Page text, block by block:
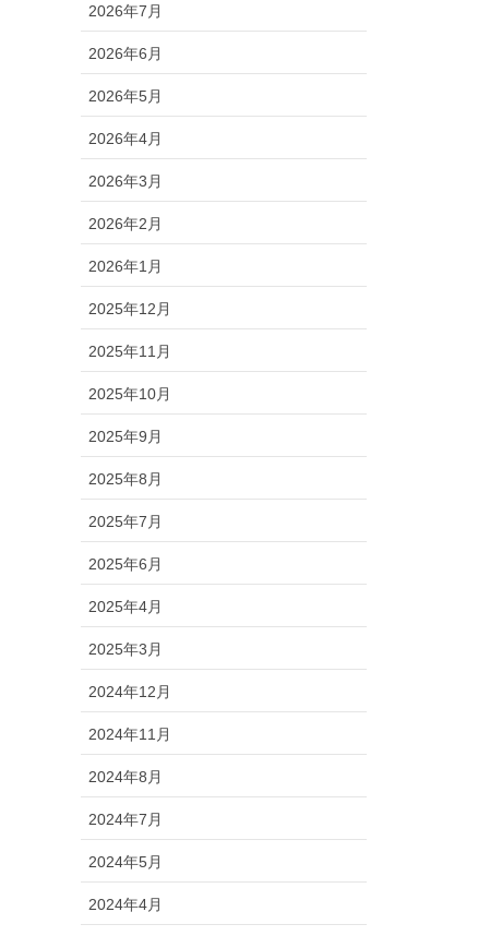
2026年7月
2026年6月
2026年5月
2026年4月
2026年3月
2026年2月
2026年1月
2025年12月
2025年11月
2025年10月
2025年9月
2025年8月
2025年7月
2025年6月
2025年4月
2025年3月
2024年12月
2024年11月
2024年8月
2024年7月
2024年5月
2024年4月